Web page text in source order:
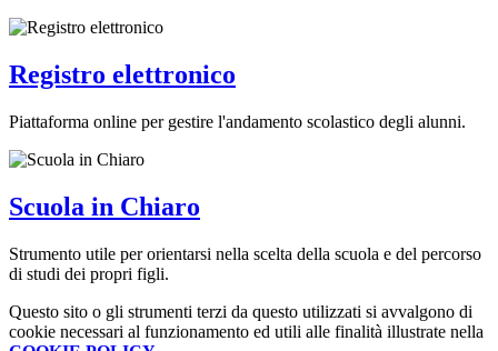
Registro elettronico
Piattaforma online per gestire l'andamento scolastico degli alunni.
Scuola in Chiaro
Strumento utile per orientarsi nella scelta della scuola e del percorso
di studi dei propri figli.
Questo sito o gli strumenti terzi da questo utilizzati si avvalgono di
cookie necessari al funzionamento ed utili alle finalità illustrate nella